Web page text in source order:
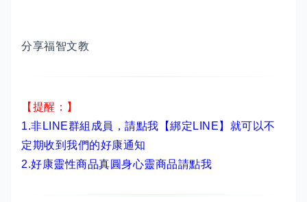
分享福智文教
【提醒：】
1.非LINE群組成員， 請點我【綁定LINE】 就可以不
定期收到我們的好康通知
2.好康靈性商品真圓身心靈商品請點我